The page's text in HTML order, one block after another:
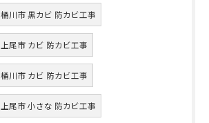
桶川市 黒カビ 防カビ工事
上尾市 カビ 防カビ工事
桶川市 カビ 防カビ工事
上尾市 小さな 防カビ工事